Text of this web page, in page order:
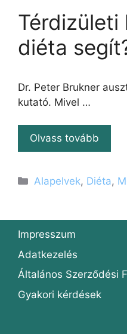
Térdizületi
diéta
Dr. Peter Brukner
kutató. Mivel …
Olvass tovább
Kategória
Alapelvek, Diéta,
Impresszum
Adatkezelés
Általános Szerződési
Gyakori kérdések